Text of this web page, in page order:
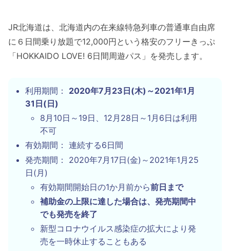
JR北海道は、北海道内の在来線特急列車の普通車自由席
に６日間乗り放題で12,000円という格安のフリーきっぷ
「HOKKAIDO LOVE! 6日間周遊パス」を発売します。
利用期間： 2020年7月23日(木)～2021年1月
31日(日)
8月10日～19日、12月28日～1月6日は利用
不可
有効期間： 連続する6日間
発売期間： 2020年7月17日(金)～2021年1月25
日(月)
有効期間開始日の1か月前から前日まで
補助金の上限に達した場合は、発売期間中
でも発売を終了
新型コロナウイルス感染症の拡大により発
売を一時休止することもある